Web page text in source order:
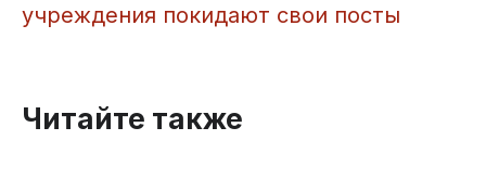
учреждения покидают свои посты
Читайте также